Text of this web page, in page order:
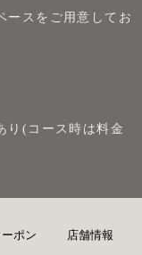
ースをご用意してお
り(コース時は料金
ーポン 店舗情報